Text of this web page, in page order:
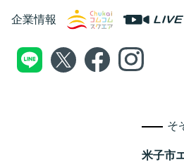
企業情報
そ
米子市